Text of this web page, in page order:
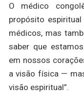
O médico
propósito
médicos, mas
saber que
em nossos
a visão física —
visão espiritual”.